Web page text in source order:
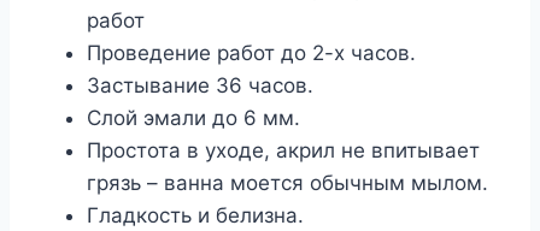
работ
Проведение работ до 2-х часов.
Застывание 36 часов.
Слой эмали до 6 мм.
Простота в уходе, акрил не впитывает
грязь – ванна моется обычным мылом.
Гладкость и белизна.